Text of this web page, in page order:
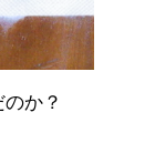
か？